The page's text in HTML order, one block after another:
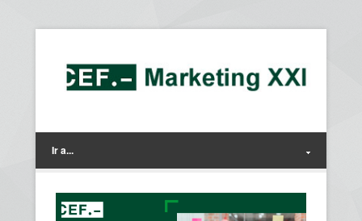
Ir a...